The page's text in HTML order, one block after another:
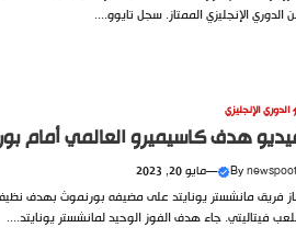
الدوري الإنجليزي الممتاز. سجل تايوو....
الدوري الإنجليزي
هدف كاسيميرو العالمي أمام
By
—مايو 20, 2023
فريق مانشستر يونايتد على مضيفه بورنموث بهدف
فيتاليتي. جاء هدف الفوز الوحيد لمانشستر يونايتد....